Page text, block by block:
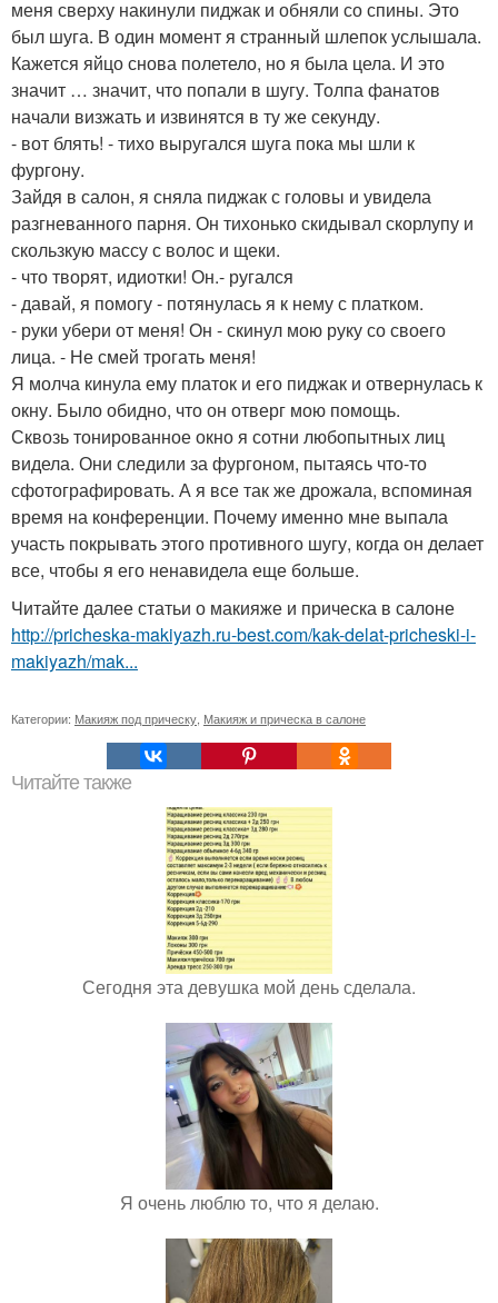
меня сверху накинули пиджак и обняли со спины. Это
был шуга. В один момент я странный шлепок услышала.
Кажется яйцо снова полетело, но я была цела. И это
значит … значит, что попали в шугу. Толпа фанатов
начали визжать и извинятся в ту же секунду.
- вот блять! - тихо выругался шуга пока мы шли к
фургону.
Зайдя в салон, я сняла пиджак с головы и увидела
разгневанного парня. Он тихонько скидывал скорлупу и
скользкую массу с волос и щеки.
- что творят, идиотки! Он.- ругался
- давай, я помогу - потянулась я к нему с платком.
- руки убери от меня! Он - скинул мою руку со своего
лица. - Не смей трогать меня!
Я молча кинула ему платок и его пиджак и отвернулась к
окну. Было обидно, что он отверг мою помощь.
Сквозь тонированное окно я сотни любопытных лиц
видела. Они следили за фургоном, пытаясь что-то
сфотографировать. А я все так же дрожала, вспоминая
время на конференции. Почему именно мне выпала
участь покрывать этого противного шугу, когда он делает
все, чтобы я его ненавидела еще больше.
Читайте далее статьи о макияже и прическа в салоне
http://pricheska-makiyazh.ru-best.com/kak-delat-pricheski-i-
makiyazh/mak...
Категории: Макияж под прическу, Макияж и прическа в салоне
Читайте также
Сегодня эта девушка мой день сделала.
Я очень люблю то, что я делаю.